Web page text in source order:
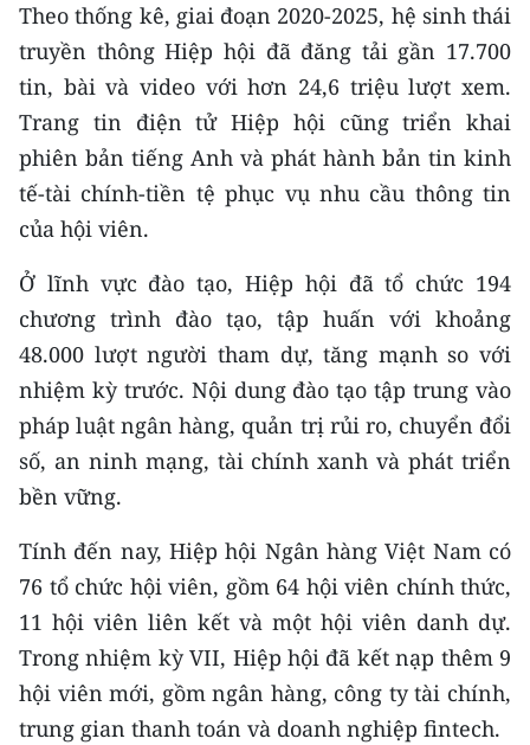
Theo thống kê, giai đoạn 2020-2025, hệ sinh thái
truyền thông Hiệp hội đã đăng tải gần 17.700
tin, bài và video với hơn 24,6 triệu lượt xem.
Trang tin điện tử Hiệp hội cũng triển khai
phiên bản tiếng Anh và phát hành bản tin kinh
tế-tài chính-tiền tệ phục vụ nhu cầu thông tin
của hội viên.
Ở lĩnh vực đào tạo, Hiệp hội đã tổ chức 194
chương trình đào tạo, tập huấn với khoảng
48.000 lượt người tham dự, tăng mạnh so với
nhiệm kỳ trước. Nội dung đào tạo tập trung vào
pháp luật ngân hàng, quản trị rủi ro, chuyển đổi
số, an ninh mạng, tài chính xanh và phát triển
bền vững.
Tính đến nay, Hiệp hội Ngân hàng Việt Nam có
76 tổ chức hội viên, gồm 64 hội viên chính thức,
11 hội viên liên kết và một hội viên danh dự.
Trong nhiệm kỳ VII, Hiệp hội đã kết nạp thêm 9
hội viên mới, gồm ngân hàng, công ty tài chính,
trung gian thanh toán và doanh nghiệp fintech.